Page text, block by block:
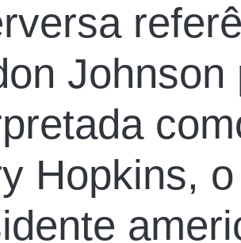
Johnson
Hopkins,